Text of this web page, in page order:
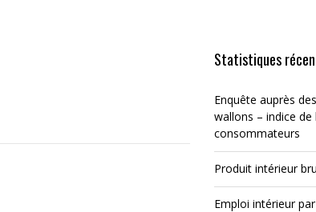
Statistiques
Enquête auprès
wallons – indice
consommateurs
Produit intérieur
Emploi intérieur